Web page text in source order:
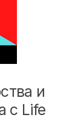
и
с Life